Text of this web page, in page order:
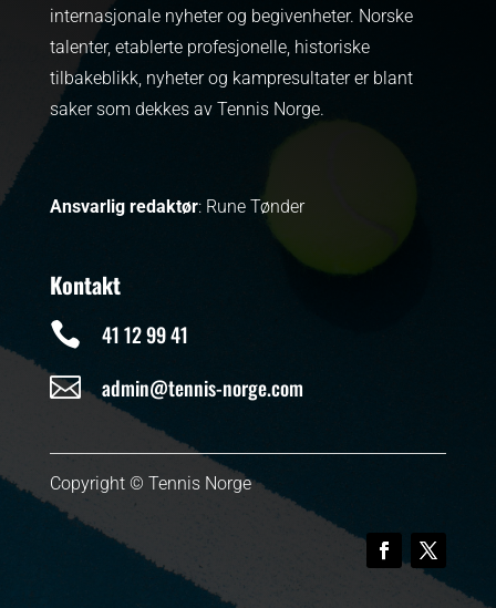
internasjonale nyheter og begivenheter. Norske
talenter, etablerte profesjonelle, historiske
tilbakeblikk, nyheter og kampresultater er blant
saker som dekkes av Tennis Norge.
Ansvarlig redaktør: Rune Tønder
Kontakt
 41 12 99 41
 admin@tennis-norge.com
Copyright © Tennis Norge